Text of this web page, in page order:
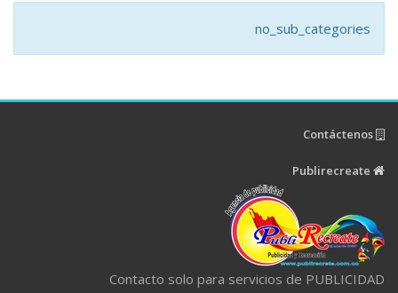
no_sub_categories
Contacto solo para servicios de PUBLICIDAD